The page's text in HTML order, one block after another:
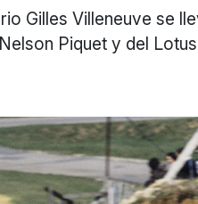
Gilles Villeneuve se
Piquet y del